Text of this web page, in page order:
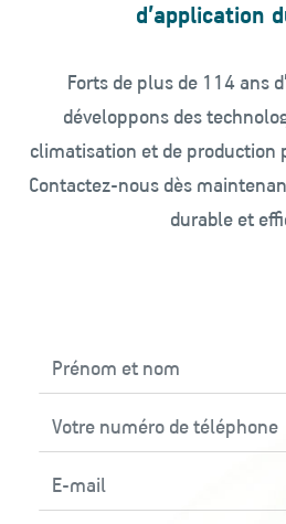
d’application
Forts de plus de 114 ans
développons des
climatisation et de production
Contactez-nous dès
durable et